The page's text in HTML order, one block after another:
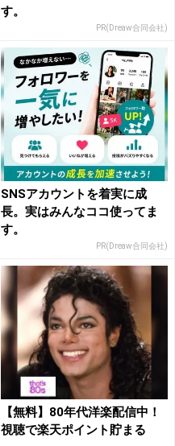
す。
PR(Dreaw合同会社)
SNSアカウントを着実に成
長。実はみんなココ使ってま
す。
PR(Dreaw合同会社)
【無料】80年代洋楽配信中！
視聴で楽天ポイント貯まる